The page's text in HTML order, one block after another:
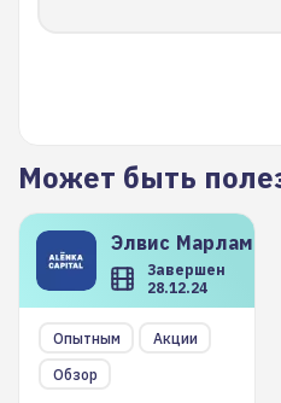
Может быть
Элвис Марламов
Завершен
28.12.24
Опытным
Акции
Обзор